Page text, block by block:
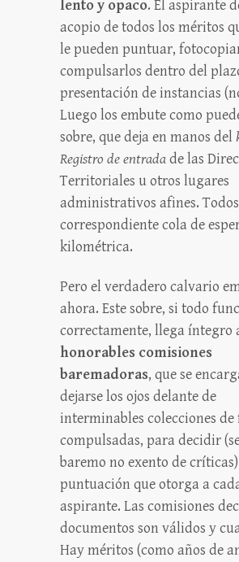
lento y opaco. El aspirante
acopio de todos los méritos
le pueden puntuar,
compulsarlos dentro del
presentación de instancias
Luego los embute como
sobre, que deja en manos del
Registro de entradade las
Territoriales u otros lugares
administrativos afines.
correspondiente cola de
kilométrica.
Pero el verdadero calvario
ahora. Este sobre, si todo
correctamente, llega íntegro
honorables comisiones
baremadoras, que se
dejarse los ojos delante de
interminables colecciones de
compulsadas, para decidir
baremo no exento de
puntuación que otorga a
aspirante. Las comisiones
documentos son válidos y
Hay méritos (como años de